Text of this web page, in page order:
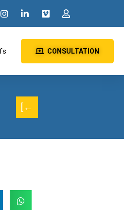
CONSULTATION
[←